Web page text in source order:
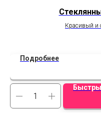
Красивый и
Подробнее